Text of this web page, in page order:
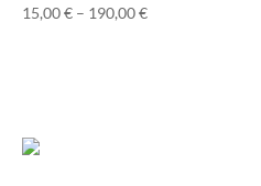
Note
5.00
15,00€ – 190,00€